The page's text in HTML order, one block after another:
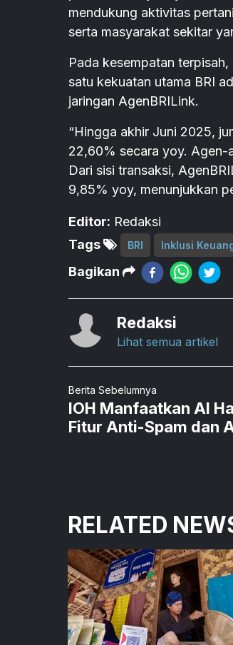
mendukung aktivitas
serta masyarakat sekitar
Pada kesempatan
satu kekuatan utama BRI
jaringan AgenBRILink.
“Hingga akhir Juni 2025,
22,60% secara yoy. Agen-
Dari sisi transaksi,
9,85% yoy, menunjukkan
Editor: Redaksi
Tags
BRI Inklusi
Bagikan
Redaksi
Lihat semua artikel
Berita Sebelumnya
IOH Manfaatkan AI
Fitur Anti-Spam dan
RELATED